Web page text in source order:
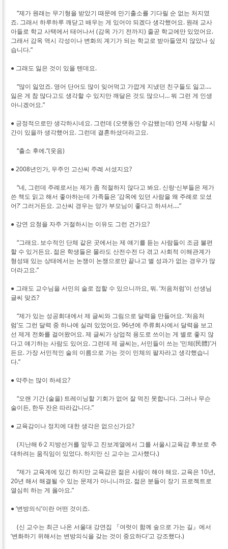
“제가 원래는 무기형을 받았기 때문에 만기출소를 기다릴 순 없는 처지였
죠. 그래서 하루하루 깨닫고 배우는 게 있어야 되겠다 생각했어요. 원래 교사
아들로 학교 사택에서 태어나서 (감옥 가기 전까지) 줄곧 학교에만 있었어요.
그래서 감옥 역시 각성이나 변화의 계기가 되는 학교로 받아들였지 않았나 싶
습니다.”
● 그래도 잃은 것이 있을 텐데요.
“많이 잃었죠. 영어 단어도 많이 잊어먹고 가깝게 지냈던 친구들도 잃고….
잃은 게 참 많다고도 생각할 수 있지만 깨달은 것도 많으니… 뭐 그런 게 인생
아니겠어요.”
● 긍정적으로만 생각하시네요. 그런데 (오랫동안 수감됐는데) 언제 사랑할 시
간이 있을까 생각했어요. 그런데 결혼하셨더라고요.
“출소 후에.”(웃음)
● 2008년인가, 우주인 고산씨 주례 서셨지요?
“네, 그런데 주례로서는 제가 좀 적절하지 않다고 봐요. 신랑·신부들은 제가
쓴 책도 읽고 해서 좋아하는데 가족들은 ‘감옥에 있던 사람을 왜 주례로 모셨
어?’ 그러거든요. 고산씨 경우는 양가 부모님이 좋다고 하셔서….”
● 강연 요청을 자주 거절하시는 이유도 그런 건가요?
“그래요. 보수적인 단체 같은 곳에서는 제 얘기를 듣는 사람들이 조금 불편
할 수 있거든요. 젊은 학생들은 몰라도 산전수전 다 겪고 사회적 이해관계가
형성돼 있는 상태에서는 논쟁이 논쟁으로만 끝나고 별 성과가 없는 경우가 많
더라고요.”
● 그래도 교수님을 서민의 술로 접할 수 있으니까요, 뭐. ‘처음처럼’이 선생님
글씨 맞죠?
“제가 있는 성공회대에서 제 글씨와 그림으로 달력을 만들어요. ‘처음처
럼’도 그런 달력 중 하나에 실려 있었어요. 96년에 주류회사에서 달력을 보고
선 제게 전화를 걸어왔어요. 제 글씨가 상업적 용도로 쓰이는 게 별로 좋지 않
다고 얘기하는 사람도 있어요. 그런데 제 글씨는, 서민들이 쓰는 ‘민체(民體)’거
든요. 가장 서민적인 술의 이름으로 가는 것이 민체의 팔자라고 생각했습니
다.”
● 약주는 많이 하세요?
“오랜 기간 (술을) 트레이닝할 기회가 없어 잘 먹진 못합니다. 그러나 무슨
술이든, 한두 잔은 따라갑니다.”
● 교육감이나 정치에 대한 생각은 없으신가요?
(지난해 6·2 지방선거를 앞두고 진보계열에서 그를 서울시교육감 후보로 추
대하려는 움직임이 있었다. 하지만 신 교수는 고사했다.)
“제가 교육계에 있긴 하지만 교육감은 젊은 사람이 해야 해요. 교육은 10년,
20년 해서 해결될 수 있는 문제가 아니니까요. 젊은 분들이 장기 프로젝트로
열심히 하는 게 옳아요.”
● ‘변방의식’이란 어떤 것이죠.
(신 교수는 최근 나온 서울대 강연집 『여럿이 함께 숲으로 가는 길』에서
‘변화하기 위해서는 변방의식을 갖는 것이 중요하다’고 강조했다.)